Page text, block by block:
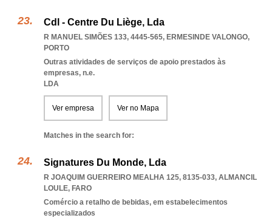
Cdl - Centre Du Liège, Lda
R MANUEL SIMÕES 133, 4445-565, ERMESINDE VALONGO,
PORTO
Outras atividades de serviços de apoio prestados às
empresas, n.e.
LDA
Ver empresa Ver no Mapa
Matches in the search for:
Signatures Du Monde, Lda
R JOAQUIM GUERREIRO MEALHA 125, 8135-033, ALMANCIL
LOULE, FARO
Comércio a retalho de bebidas, em estabelecimentos
especializados